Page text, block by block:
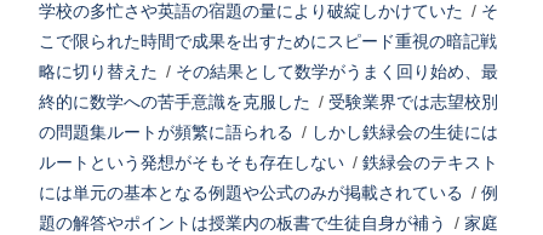
学校の多忙さや英語の宿題の量により破綻しかけていた / そ
こで限られた時間で成果を出すためにスピード重視の暗記戦
略に切り替えた / その結果として数学がうまく回り始め、最
終的に数学への苦手意識を克服した / 受験業界では志望校別
の問題集ルートが頻繁に語られる / しかし鉄緑会の生徒には
ルートという発想がそもそも存在しない / 鉄緑会のテキスト
には単元の基本となる例題や公式のみが掲載されている / 例
題の解答やポイントは授業内の板書で生徒自身が補う
/ 家庭